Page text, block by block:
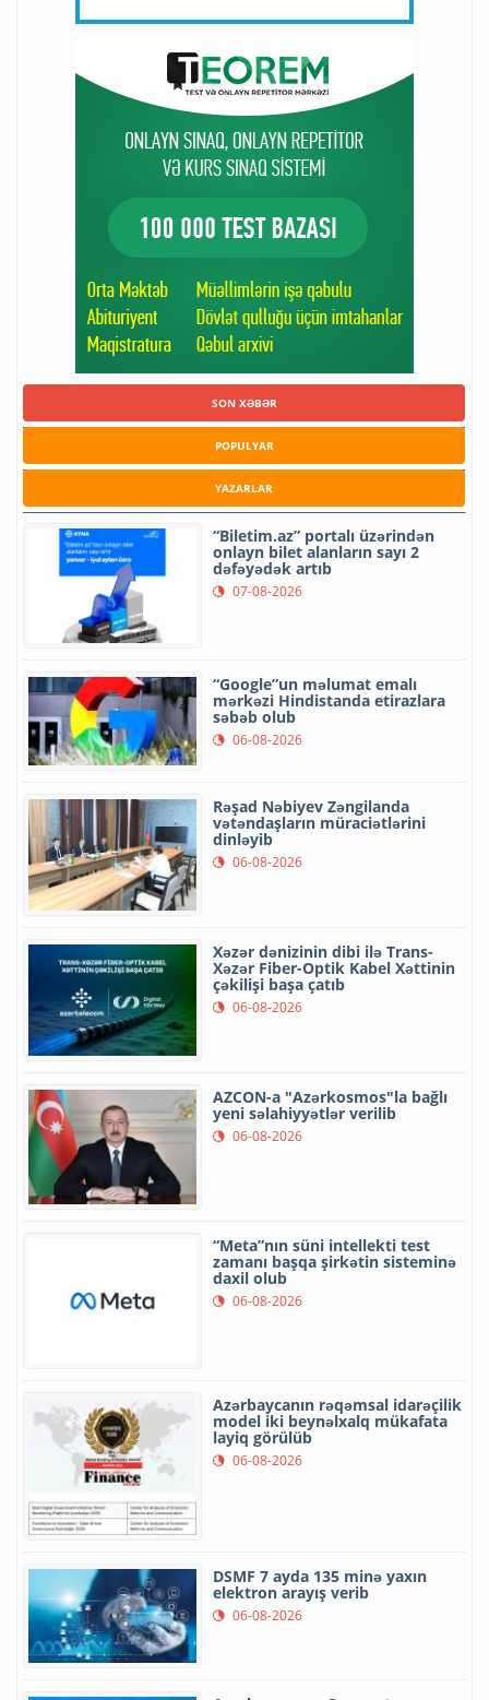
SON XƏBƏR
POPULYAR
YAZARLAR
“Biletim.az” portalı üzərindən
onlayn bilet alanların sayı 2
dəfəyədək artıb
07-08-2026
“Google”un məlumat emalı
mərkəzi Hindistanda etirazlara
səbəb olub
06-08-2026
Rəşad Nəbiyev Zəngilanda
vətəndaşların müraciətlərini
dinləyib
06-08-2026
Xəzər dənizinin dibi ilə Trans-
Xəzər Fiber-Optik Kabel Xəttinin
çəkilişi başa çatıb
06-08-2026
AZCON-a "Azərkosmos"la bağlı
yeni səlahiyyətlər verilib
06-08-2026
“Meta”nın süni intellekti test
zamanı başqa şirkətin sisteminə
daxil olub
06-08-2026
Azərbaycanın rəqəmsal idarəçilik
model iki beynəlxalq mükafata
layiq görülüb
06-08-2026
DSMF 7 ayda 135 minə yaxın
elektron arayış verib
06-08-2026